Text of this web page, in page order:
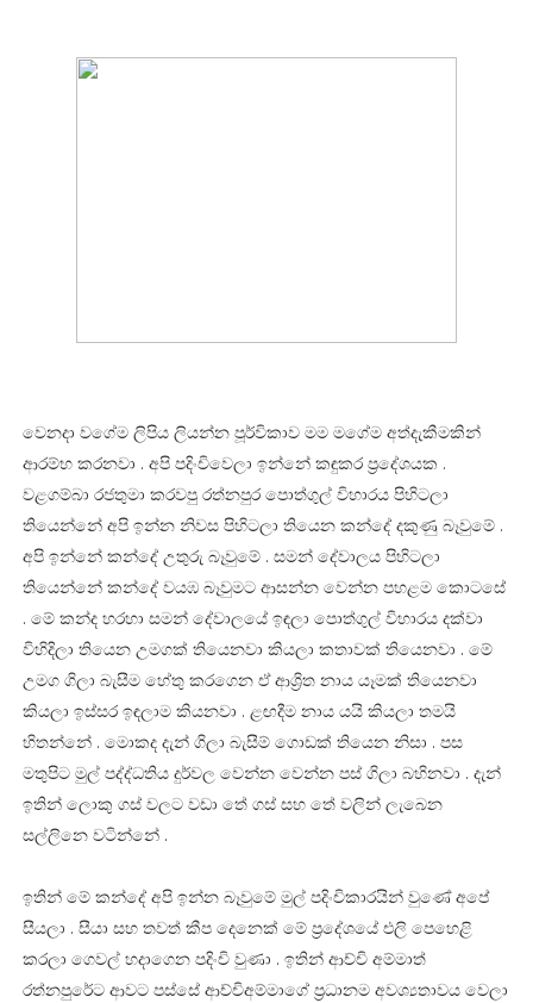
වෙනදා වගේම ලිපිය ලියන්න පූර්විකාව මම මගේම අත්දැකීමකින්
ආරම්භ කරනවා . අපි පදිංචිවෙලා ඉන්නේ කඳුකර ප්‍රදේශයක .
වළගම්බා රජතුමා කරවපු රත්නපුර පොත්ගුල් විහාරය පිහිටලා
තියෙන්නේ අපි ඉන්න නිවස පිහිටලා තියෙන කන්දේ දකුණු බෑවුමේ .
අපි ඉන්නේ කන්දේ උතුරු බෑවුමේ . සමන් දේවාලය පිහිටලා
තියෙන්නේ කන්දේ වයඹ බෑවුමට ආසන්න වෙන්න පහළම කොටසේ
. මේ කන්ද හරහා සමන් දේවාලයේ ඉඳලා පොත්ගුල් විහාරය දක්වා
විහිදිලා තියෙන උමගක් තියෙනවා කියලා කතාවක් තියෙනවා . මේ
උමග ගිලා බැසීම හේතු කරගෙන ඒ ආශ්‍රිත නාය යෑමක් තියෙනවා
කියලා ඉස්සර ඉඳලාම කියනවා . ළඟදීම නාය යයි කියලා තමයි
හිතන්නේ . මොකද දැන් ගිලා බැසීම් ගොඩක් තියෙන නිසා . පස
මතුපිට මුල් පද්ද්ධතිය දුර්වල වෙන්න වෙන්න පස් ගිලා බහිනවා . දැන්
ඉතින් ලොකු ගස් වලට වඩා තේ ගස් සහ තේ වලින් ලැබෙන
සල්ලිනෙ වටින්නේ .
ඉතින් මේ කන්දේ අපි ඉන්න බෑවුමේ මුල් පදිංචිකාරයින් වුණේ අපේ
සීයලා . සීයා සහ තවත් කීප දෙනෙක් මේ ප්‍රදේශයේ එලි පෙහෙළි
කරලා ගෙවල් හදාගෙන පදිංචි වුණා . ඉතින් ආච්චි අම්මාත්
රත්නපුරේට ආවට පස්සේ ආච්චිඅම්මාගේ ප්‍රධානම අවශ්‍යතාවය වෙලා